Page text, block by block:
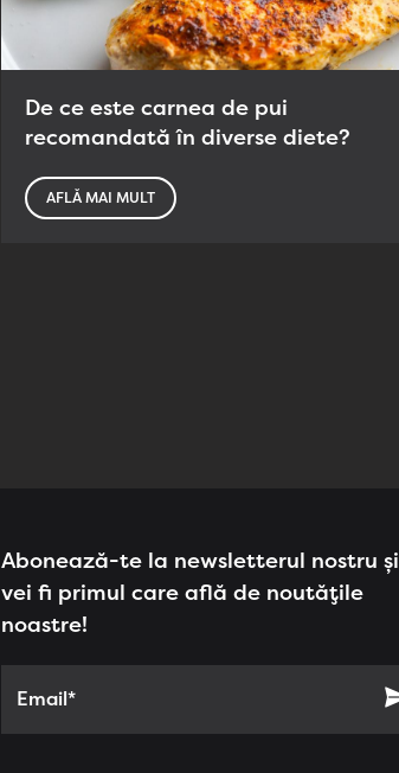
De ce este carnea de pui
recomandată în diverse diete?
AFLĂ MAI MULT
Abonează-te la newsletterul nostru și
vei fi primul care află de noutățile
noastre!
Email*